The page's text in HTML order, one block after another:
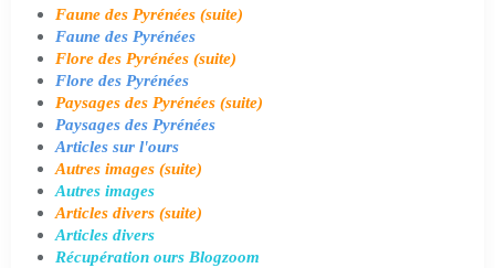
Faune des Pyrénées (suite)
Faune des Pyrénées
Flore des Pyrénées (suite)
Flore des Pyrénées
Paysages des Pyrénées (suite)
Paysages des Pyrénées
Articles sur l'ours
Autres images (suite)
Autres images
Articles divers (suite)
Articles divers
Récupération ours Blogzoom